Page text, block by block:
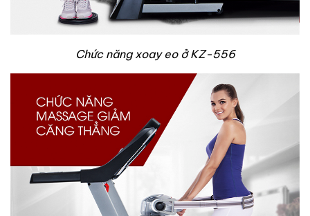
Chức năng xoay eo ở KZ-556